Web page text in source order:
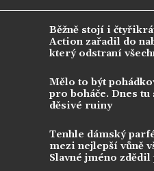
Běžně stojí i
Action zařadil do
který odstraní
Mělo to být
pro boháče. Dnes
děsivé ruiny
Tenhle dámský
mezi nejlepší vůně
Slavné jméno zdědil